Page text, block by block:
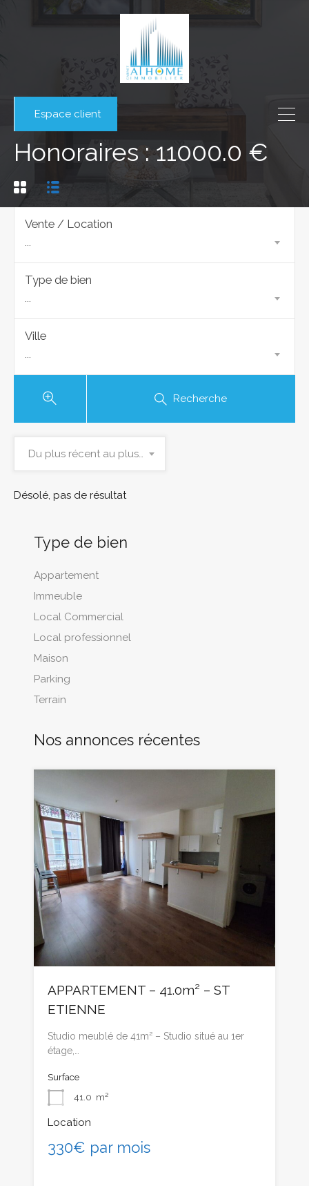
Espace client
Honoraires : 11000.0 €
Vente / Location
...
Type de bien
...
Ville
...
Recherche
Du plus récent au plus ancien
Désolé, pas de résultat
Type de bien
Appartement
Immeuble
Local Commercial
Local professionnel
Maison
Parking
Terrain
Nos annonces récentes
APPARTEMENT – 41.0m² – ST
ETIENNE
Studio meublé de 41m² – Studio situé au 1er
étage,…
Surface
41.0 m²
Location
330€ par mois